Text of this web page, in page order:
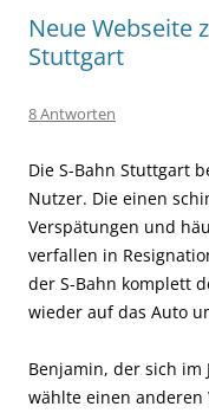
Neue Webseite
Stuttgart
8 Antworten
Die S-Bahn Stuttgart
Nutzer. Die einen
Verspätungen und
verfallen in
der S-Bahn komplett
wieder auf das Auto
Benjamin, der sich im
wählte einen anderen